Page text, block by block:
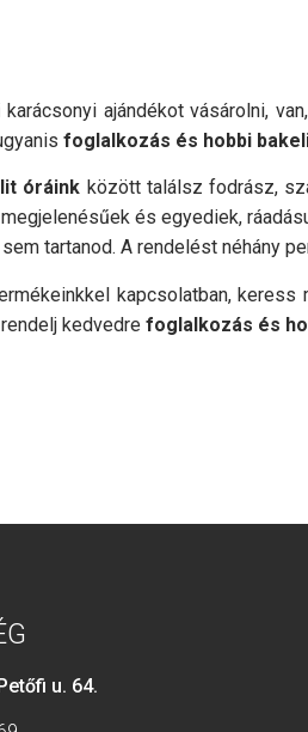
karácsonyi ajándékot vásárolni,
foglalkozás és hobbi
óráink között találsz fodrász,
és egyediek,
tartanod. A rendelést néhány
kapcsolatban,
kedvedre foglalkozás és
u. 64.